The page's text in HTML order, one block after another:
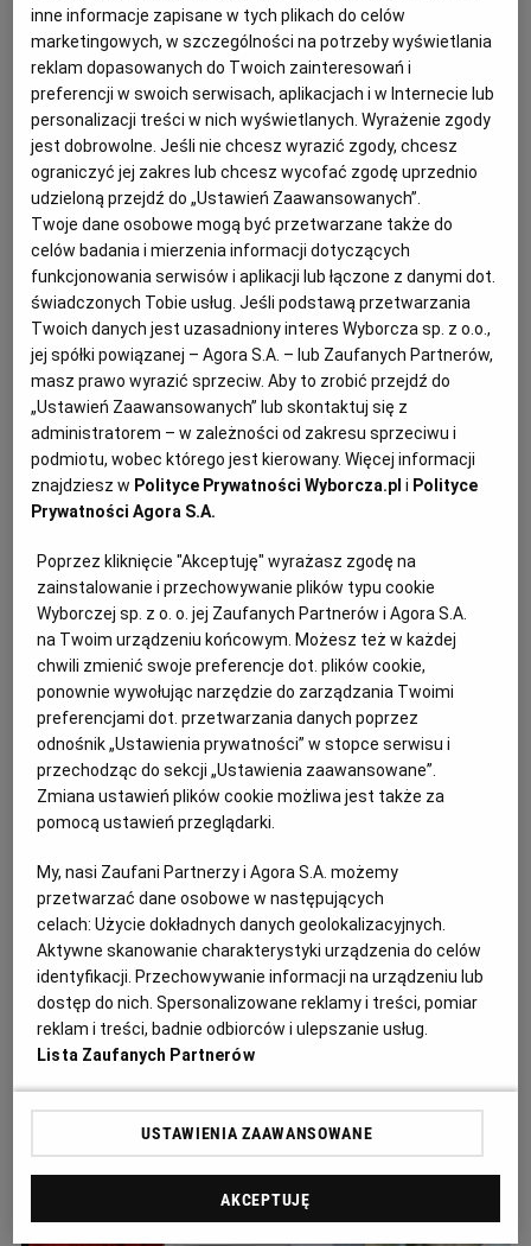
Sortuj wg daty: od najnowszej
Lista artykułów
Firma w sieci. Jak ją pokazywać, jak
promować? [PORADNIK]
firma
02 stycznia 2022 | 08:00
inne informacje zapisane w tych plikach do celów
marketingowych, w szczególności na potrzeby wyświetlania
reklam dopasowanych do Twoich zainteresowań i
preferencji w swoich serwisach, aplikacjach i w Internecie lub
personalizacji treści w nich wyświetlanych. Wyrażenie zgody
jest dobrowolne. Jeśli nie chcesz wyrazić zgody, chcesz
ograniczyć jej zakres lub chcesz wycofać zgodę uprzednio
udzieloną przejdź do „Ustawień Zaawansowanych”.
Twoje dane osobowe mogą być przetwarzane także do
celów badania i mierzenia informacji dotyczących
funkcjonowania serwisów i aplikacji lub łączone z danymi dot.
świadczonych Tobie usług. Jeśli podstawą przetwarzania
Twoich danych jest uzasadniony interes Wyborcza sp. z o.o.,
jej spółki powiązanej – Agora S.A. – lub Zaufanych Partnerów,
masz prawo wyrazić sprzeciw. Aby to zrobić przejdź do
„Ustawień Zaawansowanych” lub skontaktuj się z
administratorem – w zależności od zakresu sprzeciwu i
podmiotu, wobec którego jest kierowany. Więcej informacji
znajdziesz w Polityce Prywatności Wyborcza.pl i Polityce
Prywatności Agora S.A.
Poprzez kliknięcie "Akceptuję" wyrażasz zgodę na
zainstalowanie i przechowywanie plików typu cookie
Wyborczej sp. z o. o. jej Zaufanych Partnerów i Agora S.A.
na Twoim urządzeniu końcowym. Możesz też w każdej
chwili zmienić swoje preferencje dot. plików cookie,
ponownie wywołując narzędzie do zarządzania Twoimi
preferencjami dot. przetwarzania danych poprzez
odnośnik „Ustawienia prywatności” w stopce serwisu i
przechodząc do sekcji „Ustawienia zaawansowane”.
Zmiana ustawień plików cookie możliwa jest także za
pomocą ustawień przeglądarki.
My, nasi Zaufani Partnerzy i Agora S.A. możemy
przetwarzać dane osobowe w następujących
celach:Użycie dokładnych danych geolokalizacyjnych.
Aktywne skanowanie charakterystyki urządzenia do celów
identyfikacji. Przechowywanie informacji na urządzeniu lub
dostęp do nich. Spersonalizowane reklamy i treści, pomiar
reklam i treści, badnie odbiorców i ulepszanie usług.
Lista Zaufanych Partnerów
USTAWIENIA ZAAWANSOWANE
AKCEPTUJĘ